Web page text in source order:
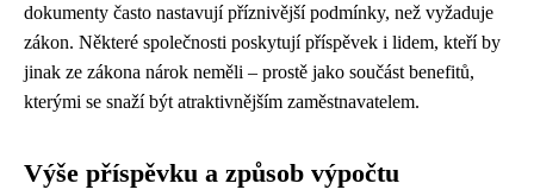
dokumenty často nastavují příznivější podmínky, než vyžaduje
zákon. Některé společnosti poskytují příspěvek i lidem, kteří by
jinak ze zákona nárok neměli – prostě jako součást benefitů,
kterými se snaží být atraktivnějším zaměstnavatelem.
Výše příspěvku a způsob výpočtu